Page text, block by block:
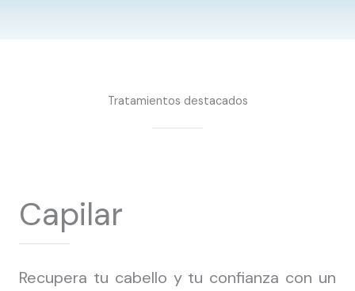
Tratamientos destacados
Capilar
Recupera tu cabello y tu confianza con un